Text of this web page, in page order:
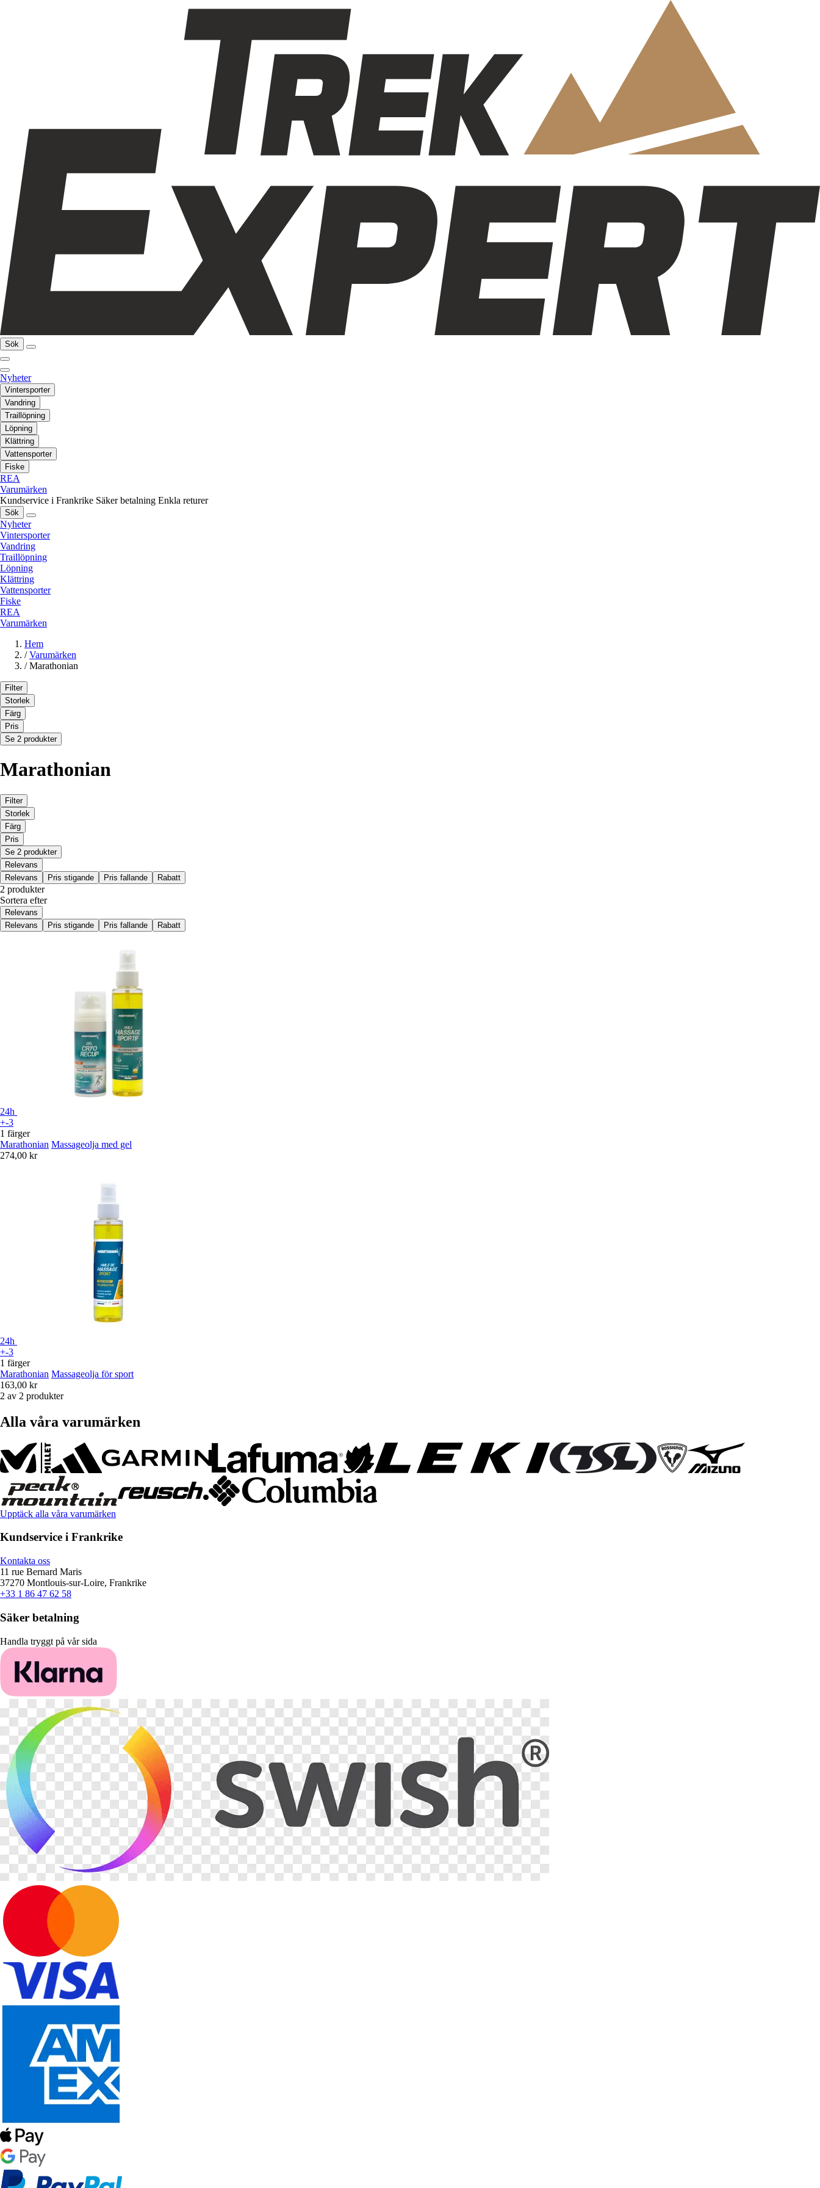
Sök
Nyheter
Vintersporter
Vandring
Traillöpning
Löpning
Klättring
Vattensporter
Fiske
REA
Varumärken
Kundservice i Frankrike Säker betalning Enkla returer
Sök
Nyheter
Vintersporter
Vandring
Traillöpning
Löpning
Klättring
Vattensporter
Fiske
REA
Varumärken
Hem
/ Varumärken
/ Marathonian
Filter
Storlek
Färg
Pris
Se 2 produkter
Marathonian
Filter
Storlek
Färg
Pris
Se 2 produkter
Relevans
Relevans
Pris stigande Pris fallande Rabatt
2 produkter
Sortera efter
Relevans
Relevans
Pris stigande Pris fallande Rabatt
24h
+-3
1 färger
Marathonian Massageolja med gel
274,00 kr
24h
+-3
1 färger
Marathonian Massageolja för sport
163,00 kr
2 av 2 produkter
Alla våra varumärken
Upptäck alla våra varumärken
Kundservice i Frankrike
Kontakta oss
11 rue Bernard Maris
37270 Montlouis-sur-Loire, Frankrike
+33 1 86 47 62 58
Säker betalning
Handla tryggt på vår sida